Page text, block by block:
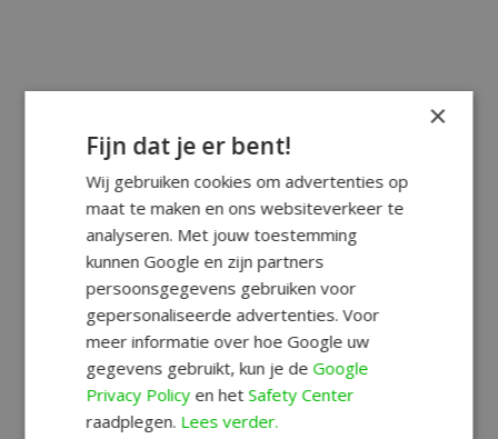
×
Fijn dat je er bent!
Wij gebruiken cookies om advertenties op
maat te maken en ons websiteverkeer te
analyseren. Met jouw toestemming
kunnen Google en zijn partners
persoonsgegevens gebruiken voor
gepersonaliseerde advertenties. Voor
meer informatie over hoe Google uw
gegevens gebruikt, kun je deGoogle
Privacy Policyen hetSafety Center
raadplegen. Lees verder.